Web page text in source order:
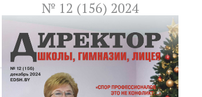
№ 12 (156) 2024